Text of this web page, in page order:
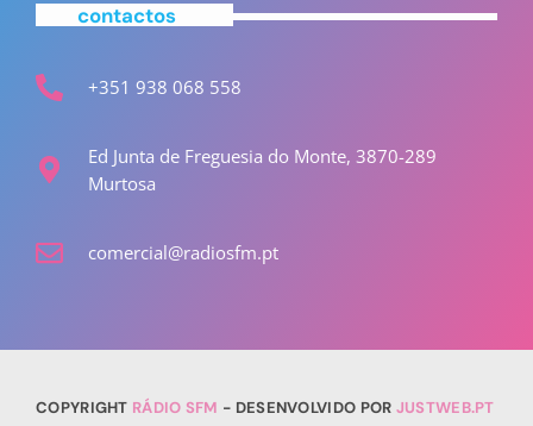
contactos
+351 938 068 558
Ed Junta de Freguesia do Monte, 3870-289
Murtosa
comercial@radiosfm.pt
COPYRIGHT RÁDIO SFM - DESENVOLVIDO POR JUSTWEB.PT